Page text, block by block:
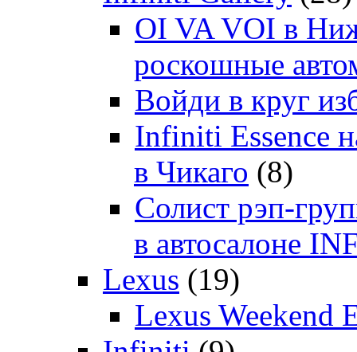
OI VA VOI в
роскошные
Войди в круг
Infiniti Essence
в Чикаго (8)
Солист рэп-
в автосалоне
Lexus (19)
Lexus Weekend